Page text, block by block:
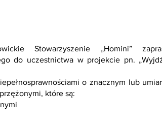
Stowarzyszenie „Homini”
do uczestnictwa w projekcie pn.
o znacznym lub
które są: